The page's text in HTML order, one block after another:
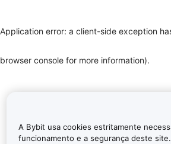
Application error: a client-side exception
browser console for more information).
A Bybit usa cookies estritamente
funcionamento e a segurança deste